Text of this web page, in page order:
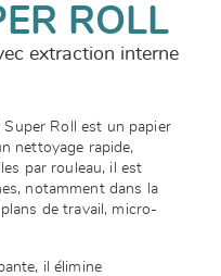
ROLL
extraction interne
Super Roll est un papier
nettoyage rapide,
par rouleau, il est
notamment dans la
de travail, micro-
il élimine